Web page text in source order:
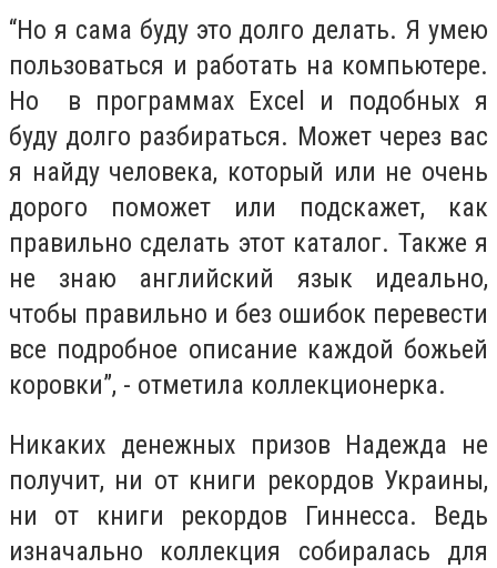
“Но я сама буду это долго делать. Я умею
пользоваться и работать на компьютере.
Но в программах Excel и подобных я
буду долго разбираться. Может через вас
я найду человека, который или не очень
дорого поможет или подскажет, как
правильно сделать этот каталог. Также я
не знаю английский язык идеально,
чтобы правильно и без ошибок перевести
все подробное описание каждой божьей
коровки”, - отметила коллекционерка.
Никаких денежных призов Надежда не
получит, ни от книги рекордов Украины,
ни от книги рекордов Гиннесса. Ведь
изначально коллекция собиралась для